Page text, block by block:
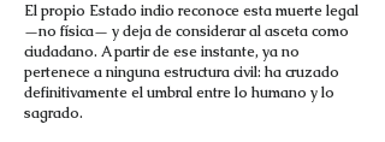
El propio Estado indio reconoce esta muerte legal
—no física— y deja de considerar al asceta como
ciudadano. A partir de ese instante, ya no
pertenece a ninguna estructura civil: ha cruzado
definitivamente el umbral entre lo humano y lo
sagrado.